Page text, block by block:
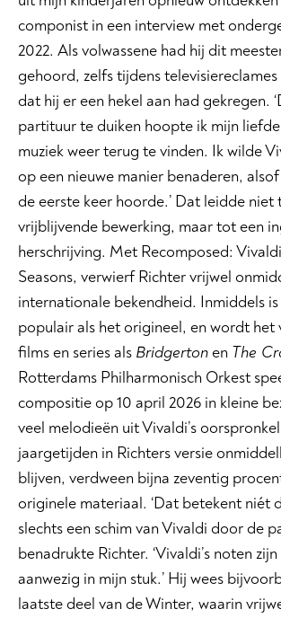
componist in een interview met
2022. Als volwassene had hij dit
gehoord, zelfs tijdens
dat hij er een hekel aan had gekregen.
partituur te duiken hoopte ik mijn
muziek weer terug te vinden. Ik wilde
op een nieuwe manier benaderen,
de eerste keer hoorde.’ Dat leidde niet
vrijblijvende bewerking, maar tot een
herschrijving. Met Recomposed:
Seasons, verwierf Richter vrijwel
internationale bekendheid. Inmiddels
populair als het origineel, en wordt het
films en series als Bridgertonen The
Rotterdams Philharmonisch Orkest
compositie op 10 april 2026 in kleine
veel melodieën uit Vivaldi’s
jaargetijden in Richters versie
blijven, verdween bijna zeventig
originele materiaal. ‘Dat betekent niét
slechts een schim van Vivaldi door de
benadrukte Richter. ‘Vivaldi’s noten
aanwezig in mijn stuk.’ Hij wees
laatste deel van de Winter, waarin